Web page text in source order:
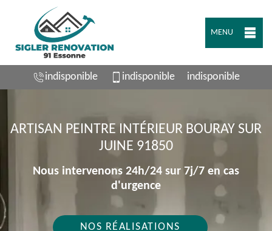
MENU
indisponible indisponible indisponible
ARTISAN PEINTRE INTÉRIEUR BOURAY SUR
JUINE 91850
Nous intervenons 24h/24 sur 7j/7 en cas
d'urgence
NOS RÉALISATIONS